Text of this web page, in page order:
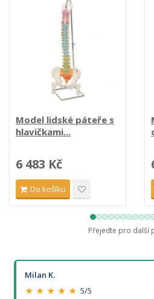
Model lidské páteře s
hlavičkami...
6 483 Kč
Do košíku
Přejeďte pro další
Milan K.
★ ★ ★ ★ ★ 5/5